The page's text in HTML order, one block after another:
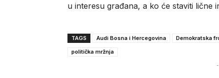
u interesu građana, a ko će staviti lične
TAGS Audi Bosna i Hercegovina Demokratska
politička mržnja